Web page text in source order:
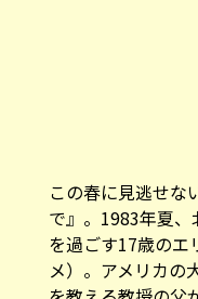
この春に見逃せな
で』。1983年夏
を過ごす17歳のエ
メ）。アメリカの